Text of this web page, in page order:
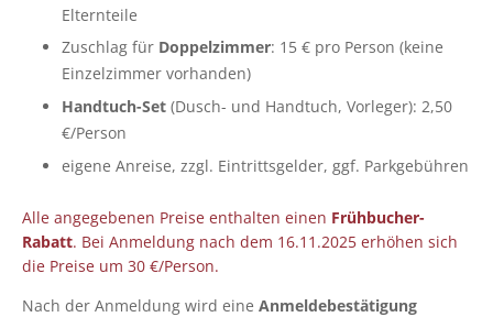
Elternteile
Zuschlag für Doppelzimmer: 15 € pro Person (keine
Einzelzimmer vorhanden)
Handtuch-Set (Dusch- und Handtuch, Vorleger): 2,50
€/Person
eigene Anreise, zzgl. Eintrittsgelder, ggf. Parkgebühren
Alle angegebenen Preise enthalten einen Frühbucher-
Rabatt. Bei Anmeldung nach dem 16.11.2025 erhöhen sich
die Preise um 30 €/Person.
Nach der Anmeldung wird eine Anmeldebestätigung